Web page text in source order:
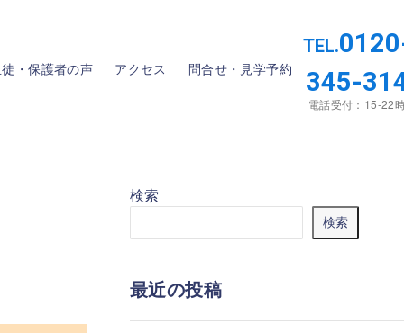
・保護者の声 アクセス 問合せ・見学予約
TEL.
345-
電話受付：15-22
検索
検索
最近の投稿